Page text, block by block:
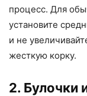
процесс. Для
установите
и не
жесткую корку.
2. Булочки